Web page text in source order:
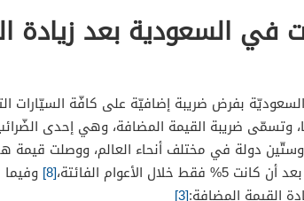
في السعودية بعد زيادة
السعوديّة بفرض ضريبة إضافيّة على كافّة السيّارات
وتسمّى ضريبة القيمة المضافة، وهي إحدى
دولة في مختلف أنحاء العالم، ووصلت قيمة
[8]
القيمة المضافة:[3]